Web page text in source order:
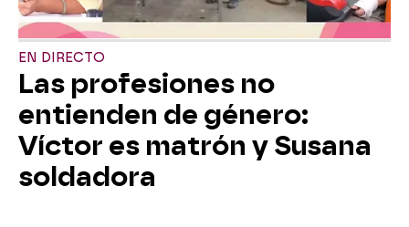
EN DIRECTO
Las profesiones no
entienden de género:
Víctor es matrón y Susana
soldadora